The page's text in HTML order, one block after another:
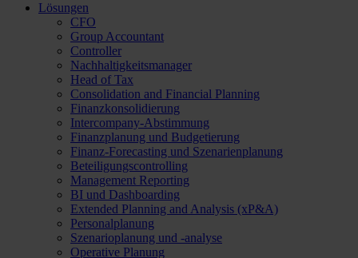
Lösungen
CFO
Group Accountant
Controller
Nachhaltigkeitsmanager
Head of Tax
Consolidation and Financial Planning
Finanzkonsolidierung
Intercompany-Abstimmung
Finanzplanung und Budgetierung
Finanz-Forecasting und Szenarienplanung
Beteiligungscontrolling
Management Reporting
BI und Dashboarding
Extended Planning and Analysis (xP&A)
Personalplanung
Szenarioplanung und -analyse
Operative Planung